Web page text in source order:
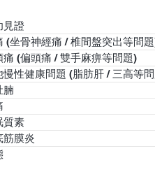
見證
(坐骨神經痛 / 椎間盤突出等問
痛 (偏頭痛 / 雙手麻痹等問題)
慢性健康問題 (脂肪肝 / 三高等
腩
質素
筋膜炎